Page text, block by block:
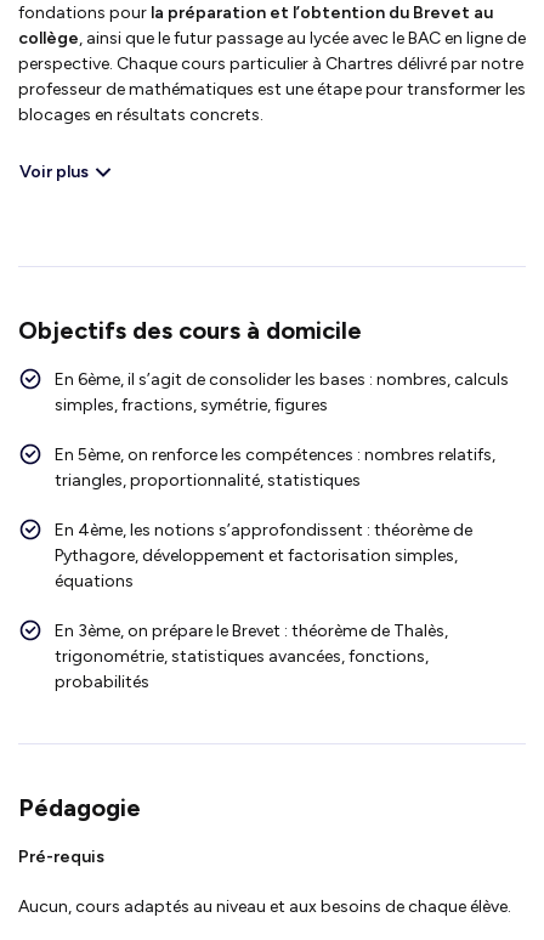
fondations pour la préparation et l’obtention du Brevet au
collège, ainsi que le futur passage au lycée avec le BAC en ligne de
perspective. Chaque cours particulier à Chartres délivré par notre
professeur de mathématiques est une étape pour transformer les
blocages en résultats concrets.
Voir plus
Objectifs des cours à domicile
En 6ème, il s’agit de consolider les bases : nombres, calculs
simples, fractions, symétrie, figures
En 5ème, on renforce les compétences : nombres relatifs,
triangles, proportionnalité, statistiques
En 4ème, les notions s’approfondissent : théorème de
Pythagore, développement et factorisation simples,
équations
En 3ème, on prépare le Brevet : théorème de Thalès,
trigonométrie, statistiques avancées, fonctions,
probabilités
Pédagogie
Pré-requis
Aucun, cours adaptés au niveau et aux besoins de chaque élève.